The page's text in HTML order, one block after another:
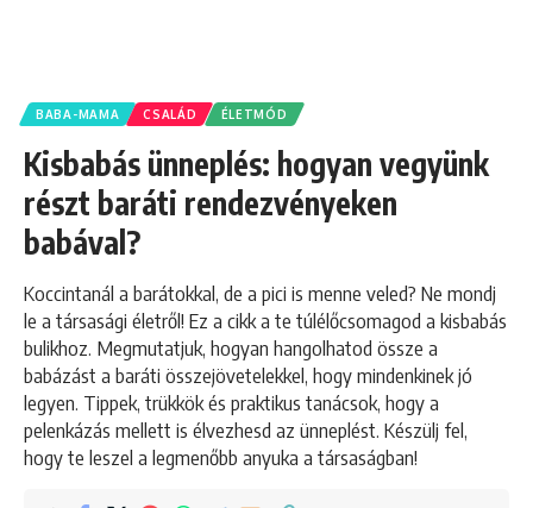
BABA-MAMA CSALÁD ÉLETMÓD
Kisbabás ünneplés: hogyan vegyünk
részt baráti rendezvényeken
babával?
Koccintanál a barátokkal, de a pici is menne veled? Ne mondj
le a társasági életről! Ez a cikk a te túlélőcsomagod a kisbabás
bulikhoz. Megmutatjuk, hogyan hangolhatod össze a
babázást a baráti összejövetelekkel, hogy mindenkinek jó
legyen. Tippek, trükkök és praktikus tanácsok, hogy a
pelenkázás mellett is élvezhesd az ünneplést. Készülj fel,
hogy te leszel a legmenőbb anyuka a társaságban!